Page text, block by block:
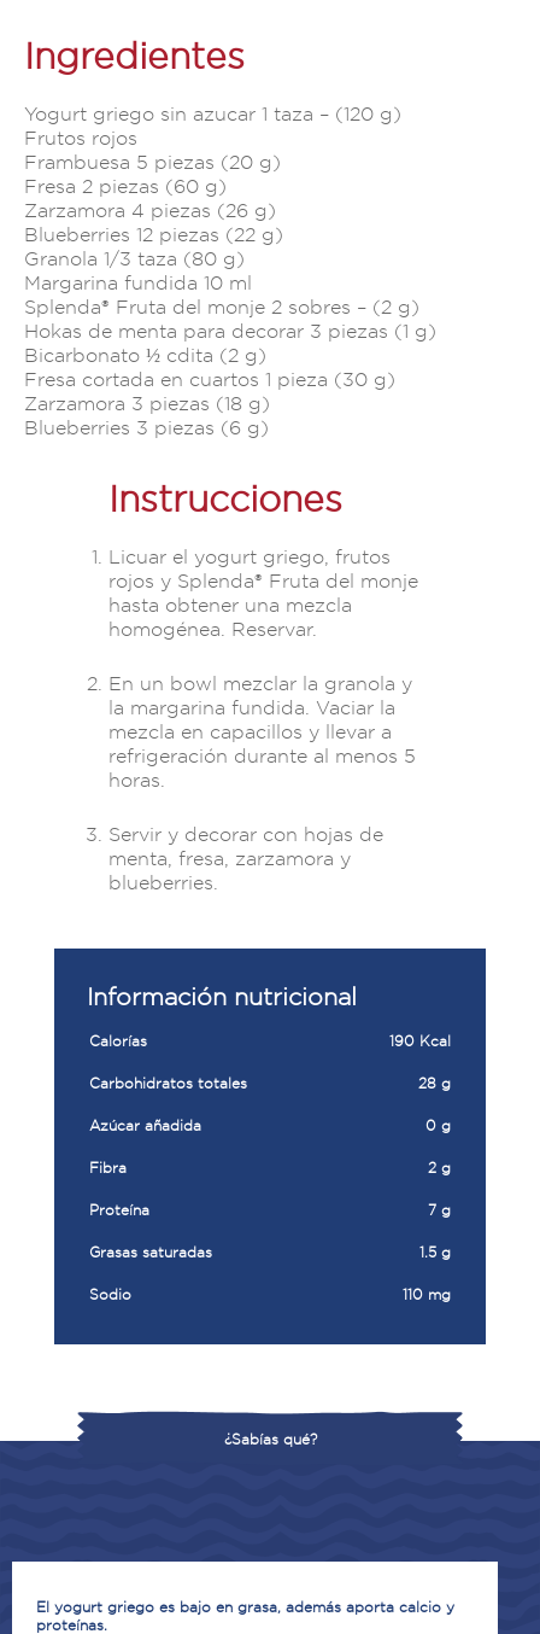
Ingredientes
Yogurt griego sin azucar 1 taza – (120 g)​
Frutos rojos
Frambuesa 5 piezas (20 g)
Fresa 2 piezas (60 g)
Zarzamora 4 piezas (26 g)
Blueberries 12 piezas (22 g)
Granola 1/3 taza (80 g)
Margarina fundida 10 ml
Splenda® Fruta del monje 2 sobres – (2 g)​
Hokas de menta para decorar 3 piezas (1 g)
Bicarbonato ½ cdita (2 g)​
Fresa cortada en cuartos 1 pieza (30 g)
Zarzamora 3 piezas (18 g)
Blueberries 3 piezas (6 g)
Instrucciones
Licuar el yogurt griego, frutos
rojos y Splenda® Fruta del monje
hasta obtener una mezcla
homogénea. Reservar.
En un bowl mezclar la granola y
la margarina fundida. Vaciar la
mezcla en capacillos y llevar a
refrigeración durante al menos 5
horas.
Servir y decorar con hojas de
menta, fresa, zarzamora y
blueberries.
Información nutricional
Calorías 190 Kcal
Carbohidratos totales 28 g
Azúcar añadida 0 g
Fibra 2 g
Proteína 7 g
Grasas saturadas 1.5 g
Sodio 110 mg
¿Sabías qué?
El yogurt griego es bajo en grasa, además aporta calcio y
proteínas.